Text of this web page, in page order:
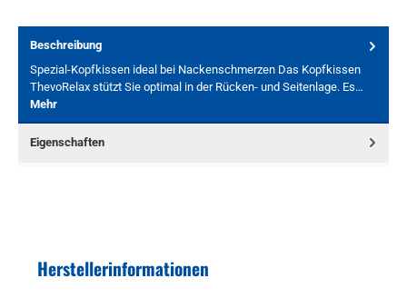
Beschreibung
Spezial-Kopfkissen ideal bei Nackenschmerzen Das Kopfkissen
ThevoRelax stützt Sie optimal in der Rücken- und Seitenlage. Es…
Mehr
Eigenschaften
Herstellerinformationen